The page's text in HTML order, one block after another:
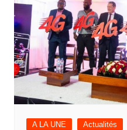
A LA UNE Actualités